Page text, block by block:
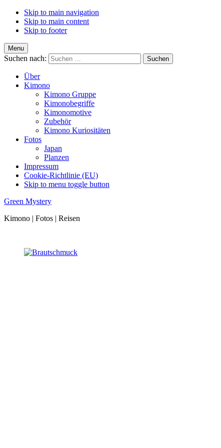
Skip to main navigation
Skip to main content
Skip to footer
Menu
Suchen nach:
Über
Kimono
Kimono Gruppe
Kimonobegriffe
Kimonomotive
Zubehör
Kimono Kuriositäten
Fotos
Japan
Planzen
Impressum
Cookie-Richtlinie (EU)
Skip to menu toggle button
Green Mystery
Kimono | Fotos | Reisen